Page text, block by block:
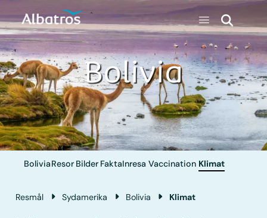
Bolivia
BoliviaResor Bilder FaktaInresa Vaccination Klimat
Resmål Sydamerika Bolivia Klimat